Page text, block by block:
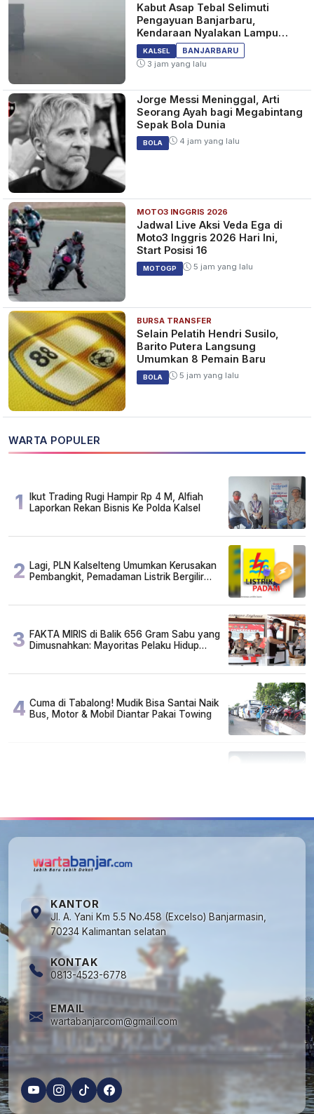
Kabut Asap Tebal Selimuti
Pengayuan Banjarbaru,
Kendaraan Nyalakan Lampu
Jauh dan Sein
KALSEL
BANJARBARU
3 jam yang lalu
Jorge Messi Meninggal, Arti
Seorang Ayah bagi Megabintang
Sepak Bola Dunia
BOLA 4 jam yang lalu
MOTO3 INGGRIS 2026
Jadwal Live Aksi Veda Ega di
Moto3 Inggris 2026 Hari Ini,
Start Posisi 16
MOTOGP 5 jam yang lalu
BURSA TRANSFER
Selain Pelatih Hendri Susilo,
Barito Putera Langsung
Umumkan 8 Pemain Baru
BOLA 5 jam yang lalu
WARTA POPULER
1
Ikut Trading Rugi Hampir Rp 4 M, Alfiah
Laporkan Rekan Bisnis Ke Polda Kalsel
2 Lagi, PLN Kalselteng Umumkan Kerusakan
Pembangkit, Pemadaman Listrik Bergilir
3 FAKTA MIRIS di Balik 656 Gram Sabu yang
Dimusnahkan: Mayoritas Pelaku Hidup
4 Cuma di Tabalong! Mudik Bisa Santai Naik
Bus, Motor & Mobil Diantar Pakai Towing
KANTOR
Jl. A. Yani Km 5.5 No.458 (Excelso) Banjarmasin,
70234 Kalimantan selatan
KONTAK
0813-4523-6778
EMAIL
wartabanjarcom@gmail.com